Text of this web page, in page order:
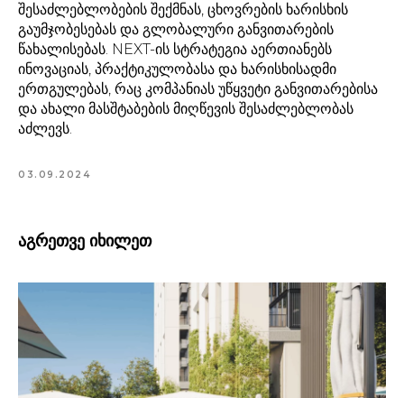
შესაძლებლობების შექმნას, ცხოვრების ხარისხის
გაუმჯობესებას და გლობალური განვითარების
წახალისებას. NEXT-ის სტრატეგია აერთიანებს
ინოვაციას, პრაქტიკულობასა და ხარისხისადმი
ერთგულებას, რაც კომპანიას უწყვეტი განვითარებისა
და ახალი მასშტაბების მიღწევის შესაძლებლობას
აძლევს.
03.09.2024
აგრეთვე იხილეთ